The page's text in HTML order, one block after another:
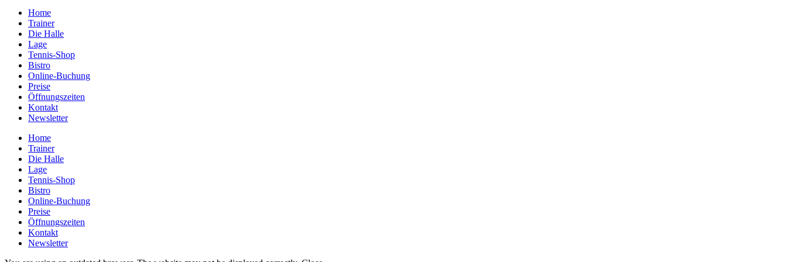
Home
Trainer
Die Halle
Lage
Tennis-Shop
Bistro
Online-Buchung
Preise
Öffnungszeiten
Kontakt
Newsletter
Home
Trainer
Die Halle
Lage
Tennis-Shop
Bistro
Online-Buchung
Preise
Öffnungszeiten
Kontakt
Newsletter